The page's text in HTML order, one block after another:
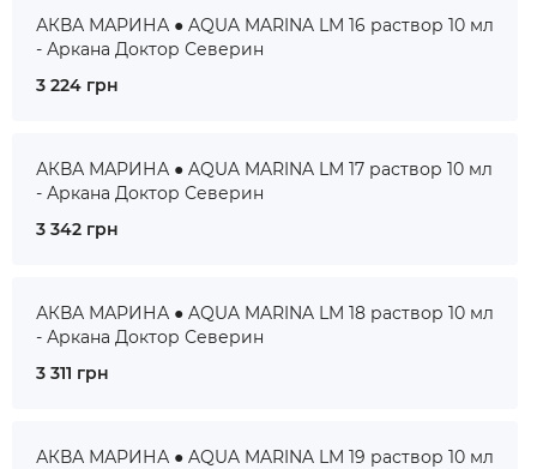
АКВА МАРИНА ● AQUA MARINA LM 16 раствор 10 мл
- Аркана Доктор Северин
3 224 грн
АКВА МАРИНА ● AQUA MARINA LM 17 раствор 10 мл
- Аркана Доктор Северин
3 342 грн
АКВА МАРИНА ● AQUA MARINA LM 18 раствор 10 мл
- Аркана Доктор Северин
3 311 грн
АКВА МАРИНА ● AQUA MARINA LM 19 раствор 10 мл